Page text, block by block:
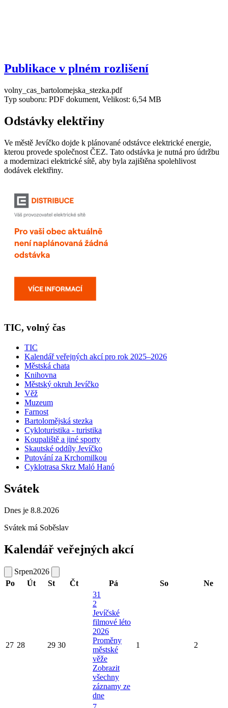
Publikace v plném rozlišení
volny_cas_bartolomejska_stezka.pdf
Typ souboru: PDF dokument, Velikost: 6,54 MB
Odstávky elektřiny
Ve městě Jevíčko dojde k plánované odstávce elektrické energie,
kterou provede společnost ČEZ. Tato odstávka je nutná pro údržbu
a modernizaci elektrické sítě, aby byla zajištěna spolehlivost
dodávek elektřiny.
TIC, volný čas
TIC
Kalendář veřejných akcí pro rok 2025–2026
Městská chata
Knihovna
Městský okruh Jevíčko
Věž
Muzeum
Farnost
Bartolomějská stezka
Cykloturistika - turistika
Koupaliště a jiné sporty
Skautské oddíly Jevíčko
Putování za Krchomilkou
Cyklotrasa Skrz Maló Hanó
Svátek
Dnes je 8.8.2026
Svátek má Soběslav
Kalendář veřejných akcí
Srpen2026
Po
Út St Čt Pá So Ne
27 28 29 30
31
2
Jevíčské
filmové léto
2026
Proměny
městské
věže
Zobrazit
všechny
záznamy ze
dne
1 2